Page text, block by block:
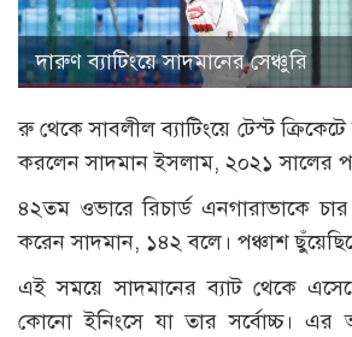
দারুণ ব‍্যাটিংয়ে সাদমানের সেঞ্চুরি
রু থেকে সাবলীল ব‍্যাটিংয়ে টেস্ট ক্রিকেটে
করলেন সাদমান ইসলাম, ২০২১ সালের
৪২তম ওভারে রিচার্ড এনগারাভাকে
করেন সাদমান, ১৪২ বলে। পঞ্চাশ
এই সময়ে সাদমানের ব‍্যাট থেকে
কোনো ইনিংসে যা তার সর্বোচ্চ। এর